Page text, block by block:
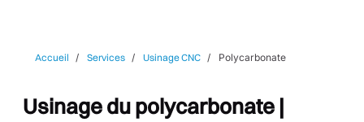
Accueil Services Usinage CNC Polycarbonate
Usinage du polycarbonate |